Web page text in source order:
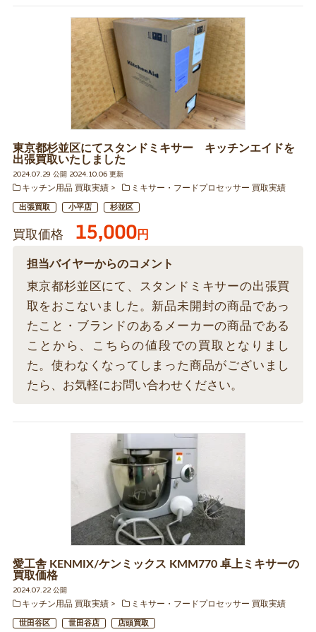
東京都杉並区にてスタンドミキサー キッチンエイドを
出張買取いたしました
2024.07.29 公開 2024.10.06 更新
キッチン用品 買取実績
ミキサー・フードプロセッサー 買取実績
出張買取 小平店 杉並区
買取価格 15,000円
担当バイヤーからのコメント
東京都杉並区にて、スタンドミキサーの出張買
取をおこないました。新品未開封の商品であっ
たこと・ブランドのあるメーカーの商品である
ことから、こちらの値段での買取となりまし
た。使わなくなってしまった商品がございまし
たら、お気軽にお問い合わせください。
愛工舎 KENMIX/ケンミックス KMM770 卓上ミキサーの
買取価格
2024.07.22 公開
キッチン用品 買取実績
ミキサー・フードプロセッサー 買取実績
世田谷区 世田谷店 店頭買取